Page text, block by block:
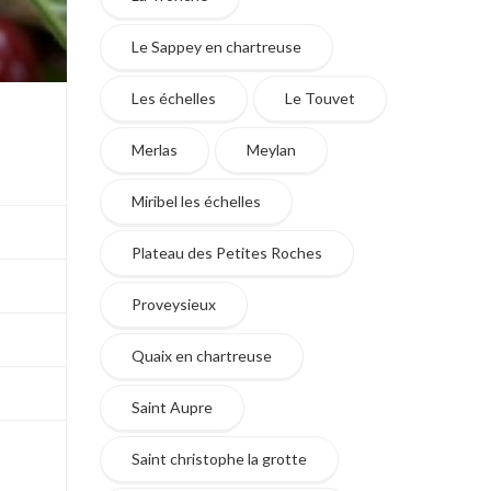
Le Sappey en chartreuse
Les échelles Le Touvet
Merlas Meylan
Miribel les échelles
Plateau des Petites Roches
Proveysieux
Quaix en chartreuse
Saint Aupre
Saint christophe la grotte